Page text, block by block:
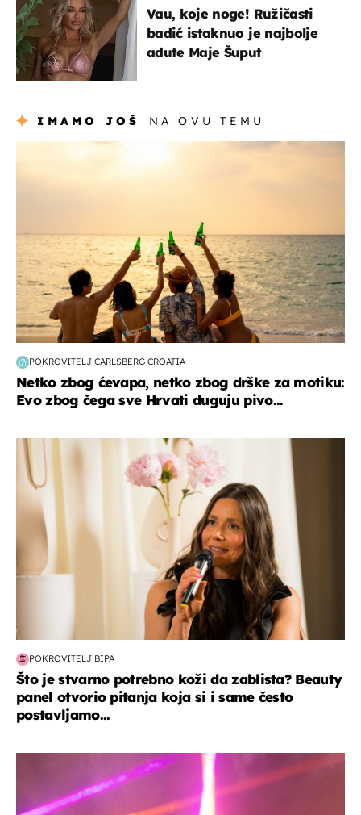
Vau, koje noge! Ružičasti
badić istaknuo je najbolje
adute Maje Šuput
IMAMO JOŠ NA OVU TEMU
POKROVITELJ CARLSBERG CROATIA
Netko zbog ćevapa, netko zbog drške za motiku:
Evo zbog čega sve Hrvati duguju pivo...
moda & ljepota
POKROVITELJ BIPA
Što je stvarno potrebno koži da zablista? Beauty
panel otvorio pitanja koja si i same često
postavljamo...